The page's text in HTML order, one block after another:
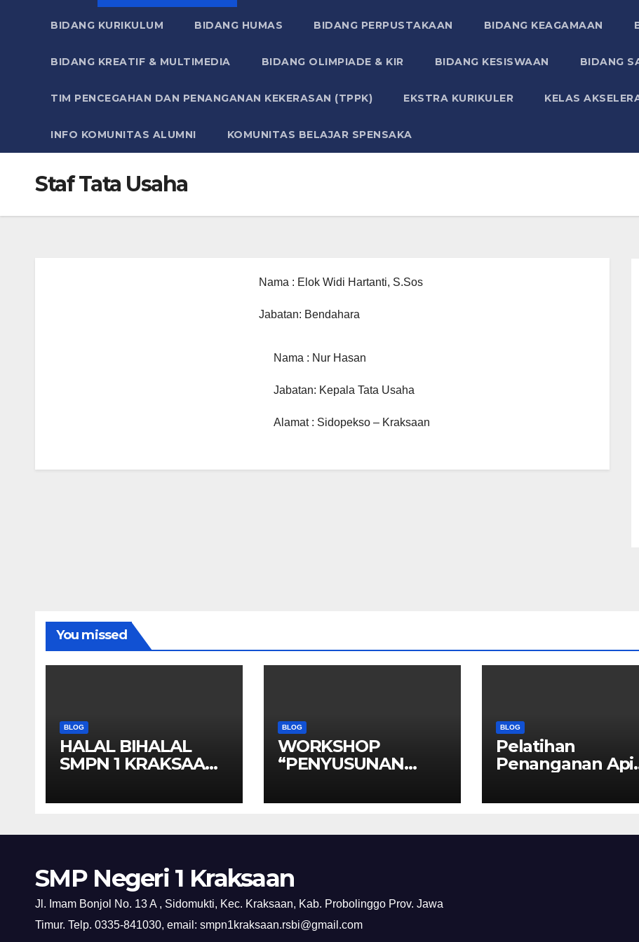
BIDANG KURIKULUM BIDANG HUMAS BIDANG PERPUSTAKAAN BIDANG KEAGAMAAN
BIDANG KREATIF & MULTIMEDIA BIDANG OLIMPIADE & KIR BIDANG KESISWAAN BIDANG
TIM PENCEGAHAN DAN PENANGANAN KEKERASAN (TPPK) EKSTRA KURIKULER KELAS
INFO KOMUNITAS ALUMNI KOMUNITAS BELAJAR SPENSAKA
Staf Tata Usaha
Nama : Elok Widi Hartanti, S.Sos
Jabatan: Bendahara
Nama : Nur Hasan
Jabatan: Kepala Tata Usaha
Alamat : Sidopekso – Kraksaan
You missed
BLOG
HALAL BIHALAL
SMPN 1 KRAKSAAN
MEMPERINGATI
NASIONAL
BLOG
WORKSHOP
“PENYUSUNAN
KRAKSAAN
BLOG
Pelatihan
Penanganan Api
Kabupaten
SMP Negeri 1 Kraksaan
Jl. Imam Bonjol No. 13 A , Sidomukti, Kec. Kraksaan, Kab. Probolinggo Prov. Jawa
Timur. Telp. 0335-841030, email: smpn1kraksaan.rsbi@gmail.com